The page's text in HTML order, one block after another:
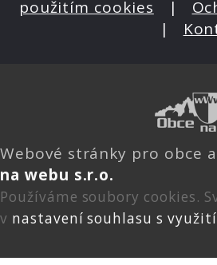
použitím cookies |
|
Webové stránky pro obce
na webu s.r.o.
Používáme soubory cookies.
v nastavení souhlasu s